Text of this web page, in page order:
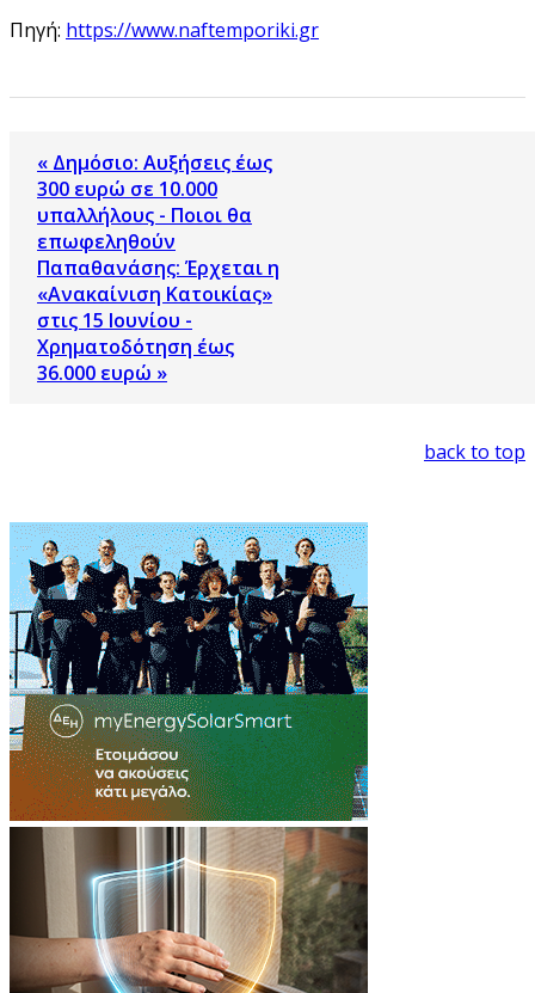
Πηγή: https://www.naftemporiki.gr
« Δημόσιο: Αυξήσεις έως
300 ευρώ σε 10.000
υπαλλήλους - Ποιοι θα
επωφεληθούν
Παπαθανάσης: Έρχεται η
«Ανακαίνιση Κατοικίας»
στις 15 Ιουνίου -
Χρηματοδότηση έως
36.000 ευρώ »
back to top